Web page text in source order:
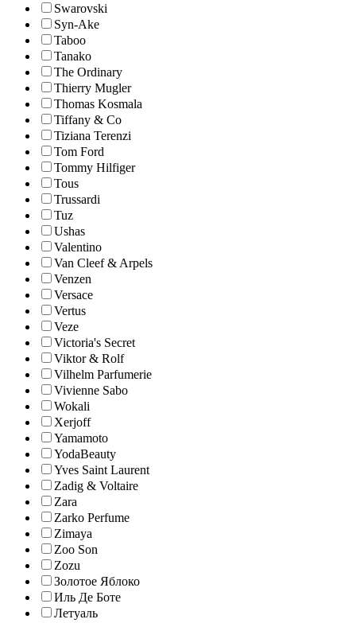
Swarovski
Syn-Ake
Taboo
Tanako
The Ordinary
Thierry Mugler
Thomas Kosmala
Tiffany & Co
Tiziana Terenzi
Tom Ford
Tommy Hilfiger
Tous
Trussardi
Tuz
Ushas
Valentino
Van Cleef & Arpels
Venzen
Versace
Vertus
Veze
Victoria's Secret
Viktor & Rolf
Vilhelm Parfumerie
Vivienne Sabo
Wokali
Xerjoff
Yamamoto
YodaBeauty
Yves Saint Laurent
Zadig & Voltaire
Zara
Zarko Perfume
Zimaya
Zoo Son
Zozu
Золотое Яблоко
Иль Де Боте
Летуаль